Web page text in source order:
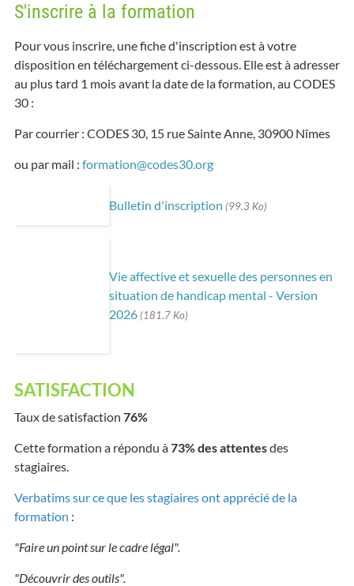
S'inscrire à la formation
Pour vous inscrire, une fiche d'inscription est à votre
disposition en téléchargement ci-dessous. Elle est à adresser
au plus tard 1 mois avant la date de la formation, au CODES
30 :
Par courrier : CODES 30, 15 rue Sainte Anne, 30900 Nîmes
ou par mail : formation@codes30.org
Bulletin d'inscription (99.3 Ko)
Vie affective et sexuelle des personnes en
situation de handicap mental - Version
2026(181.7 Ko)
SATISFACTION
Taux de satisfaction 76%
Cette formation a répondu à73% des attentesdes
stagiaires.
Verbatims sur ce que les stagiaires ont apprécié de la
formation :
"Faire un point sur le cadre légal".
"Découvrir des outils".